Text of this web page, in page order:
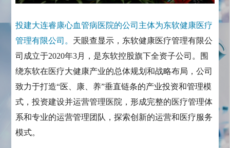
投建大连睿康心血管病医院的公司主体为东软健康医疗
管理有限公司。 天眼查显示，东软健康医疗管理有限公
司成立于2020年3月，是东软控股旗下全资子公司。围
绕东软在医疗⼤健康产业的总体规划和战略布局，公司
致力于打造“医、康、养”垂直链条的产业投资和管理模
式，投资建设并运营管理医院，形成完整的医疗管理体
系和专业的运营管理团队，探索创新的运营和医疗服务
模式。